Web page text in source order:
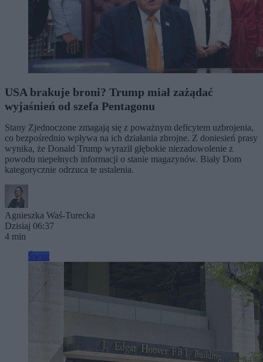
USA brakuje broni? Trump miał zażądać
wyjaśnień od szefa Pentagonu
Stany Zjednoczone zmagają się z poważnym deficytem uzbrojenia,
co bezpośrednio wpływa na ich działania zbrojne. Z doniesień prasy
wynika, że Donald Trump wyraził głębokie niezadowolenie z
powodu niepełnych informacji o stanie magazynów. Biały Dom
kategorycznie odrzuca te ustalenia.
Agnieszka Waś-Turecka
Dzisiaj 06:37
4 min